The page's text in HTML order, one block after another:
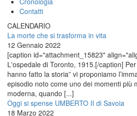
Contatti
CALENDARIO
La morte che si trasforma in vita
12 Gennaio 2022
[caption id="attachment_15823"
L'ospedale di Toronto, 1915.[/caption]
hanno fatto la storia” vi proponiamo
episodio noto come uno dei momenti più
moderna, quando [...]
Oggi si spense UMBERTO II di Savoia
18 Marzo 2022